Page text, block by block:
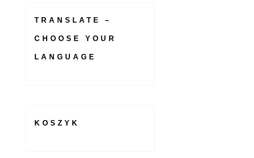
TRANSLATE –
CHOOSE YOUR
LANGUAGE
KOSZYK